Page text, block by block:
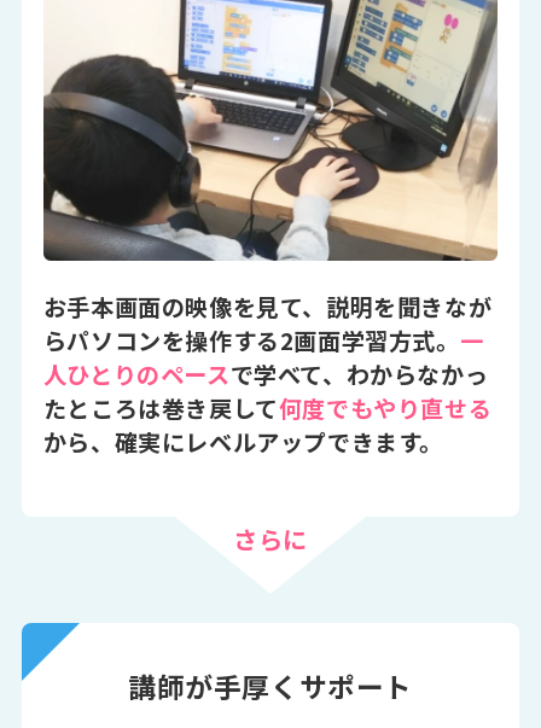
お手本画面の映像を見て、説明を聞きなが
らパソコンを操作する2画面学習方式。 一
人ひとりのペースで学べて、わからなかっ
たところは巻き戻して何度でもやり直せる
から、確実にレベルアップできます。
さらに
講師が手厚くサポート